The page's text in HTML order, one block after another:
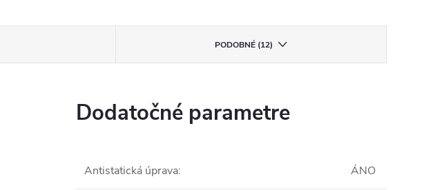
PODOBNÉ (12)
Dodatočné parametre
Antistatická úprava: ÁNO